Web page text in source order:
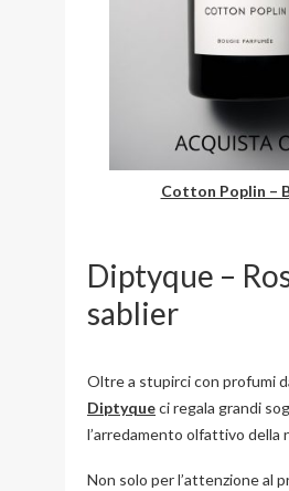
Cotton Poplin –
Diptyque –
sablier
Oltre a stupirci con profumi
Diptyqueci regala grandi
l’arredamento olfattivo della
Non solo per l’attenzione al